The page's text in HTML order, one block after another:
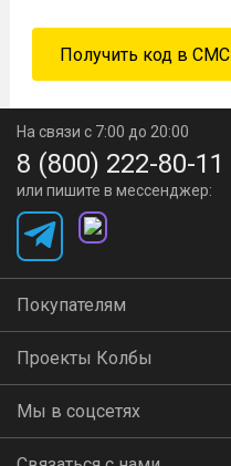
На связи с 7:00 до 20:00
8 (800) 222-80-11
или пишите в мессенджер:
Покупателям
Проекты Колбы
Мы в соцсетях